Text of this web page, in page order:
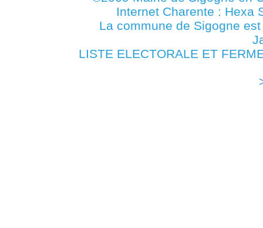
Internet Charente : Hexa
La commune de Sigogne
LISTE ELECTORALE ET